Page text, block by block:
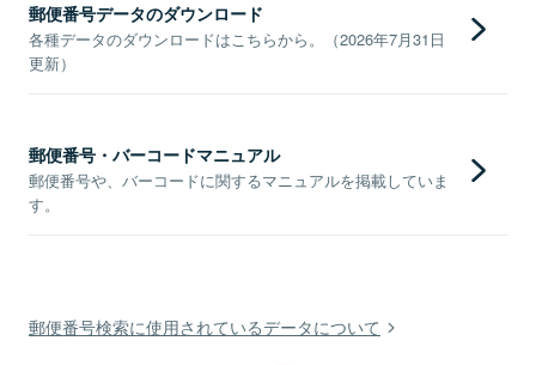
郵便番号データのダウンロード
各種データのダウンロードはこちらから。（2026年7月31日
更新）
郵便番号・バーコードマニュアル
郵便番号や、バーコードに関するマニュアルを掲載していま
す。
郵便番号検索に使用されているデータについて